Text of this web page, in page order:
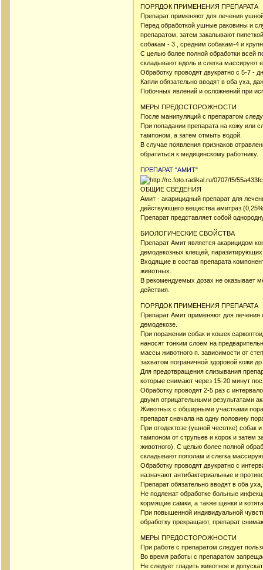
ПОРЯДОК ПРИМЕНЕНИЯ ПРЕПАРАТА
Препарат применяют для лечения
Перед обработкой ушные раковины и
препаратом, затем закапывают
собакам - 3 , средним собакам-4 и
С целью более полной обработки всей
складывают вдоль и слегка массируют
Обработку проводят двукратно с 5-7 -
Капли обязательно вводят в оба уха,
Побочных явлений и осложнений при
МЕРЫ ПРЕДОСТОРОЖНОСТИ
После манипуляций с препаратом
При попадании препарата на кожу или
тампоном, а затем отмыть водой.
В случае появления признаков
обратиться к медицинскому работнику.
ПРЕПАРАТ "АМИТ"
ОБЩИЕ СВЕДЕНИЯ
Амит - акарицидный препарат для
действующего вещества амитраз
Препарат представляет собой
БИОЛОГИЧЕСКИЕ СВОЙСТВА
Препарат Амит является акарицидом
демодекозных клещей,
Входящие в состав препарата
животных.
В рекомендуемых дозах не оказывает
действия.
ПОРЯДОК ПРИМЕНЕНИЯ ПРЕПАРАТА
Препарат Амит применяют для лечения
демодекозе.
При поражении собак и кошек
наносят тонким слоем на
массы животного п. зависимости от
захватом пограничной здоровой кожи
Для предотвращения слизывания
которые снимают через 15-20 минут
Обработку проводят 2-5 раз с
двумя отрицательными результатами
Животных с обширными участками
препарат сначала на одну половину
При отодектозе (ушной чесотке)
тампоном от струпьев и корок и затем
животного). С целью более полной
складывают пополам и слегка
Обработку проводят двукратно с
назначают антибактериальные и
Препарат обязательно вводят в оба
Не подлежат обработке больные
кормящие самки, а также щенки и
При повышенной индивидуальной
обработку прекращают, препарат
МЕРЫ ПРЕДОСТОРОЖНОСТИ
При работе с препаратом следует
Во время работы с препаратом
Не следует гладить животное и